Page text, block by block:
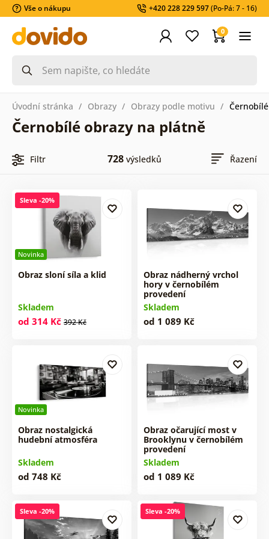
Vše o nákupu +420 228 229 597(Po-Pá: 7 - 16)
0
Úvodní stránka Obrazy Obrazy podle motivu
Černobílé obrazy na plátně
Filtr 728 výsledků Řazení
Novinka
Sleva -20%
Obraz sloní síla a klid
Skladem
od 314 Kč 392 Kč
Obraz nádherný vrchol
hory v černobílém
provedení
Skladem
od 1 089 Kč
Novinka
Obraz nostalgická
hudební atmosféra
Skladem
od 748 Kč
Obraz očarující most v
Brooklynu v černobílém
provedení
Skladem
od 1 089 Kč
Sleva -20% Sleva -20%